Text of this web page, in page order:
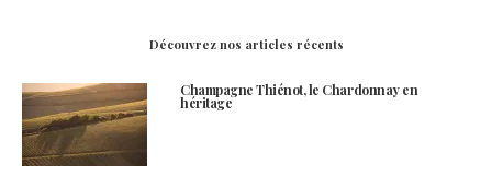
Découvrez nos articles récents
Champagne Thiénot, le Chardonnay en
héritage